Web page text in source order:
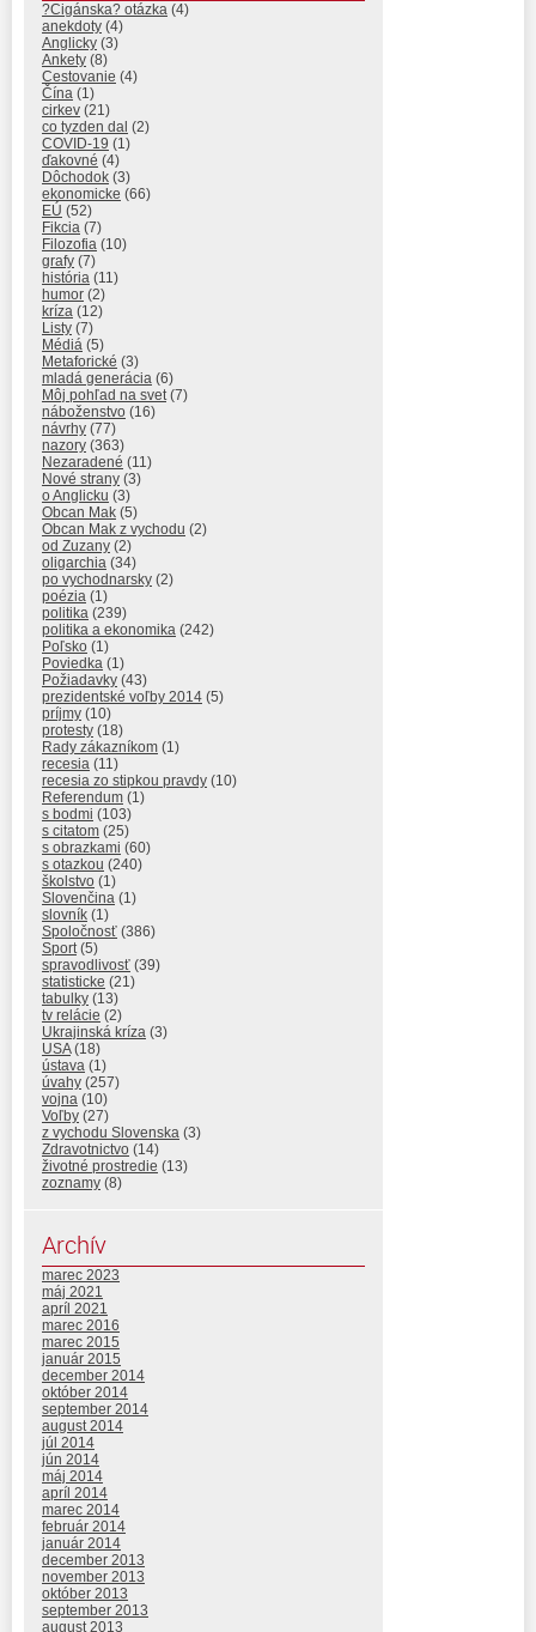
?Cigánska? otázka (4)
anekdoty (4)
Anglicky (3)
Ankety (8)
Cestovanie (4)
Čína (1)
cirkev (21)
co tyzden dal (2)
COVID-19 (1)
ďakovné (4)
Dôchodok (3)
ekonomicke (66)
EÚ (52)
Fikcia (7)
Filozofia (10)
grafy (7)
história (11)
humor (2)
kríza (12)
Listy (7)
Médiá (5)
Metaforické (3)
mladá generácia (6)
Môj pohľad na svet(7)
náboženstvo (16)
návrhy (77)
nazory (363)
Nezaradené (11)
Nové strany (3)
o Anglicku (3)
Obcan Mak (5)
Obcan Mak z vychodu (2)
od Zuzany (2)
oligarchia (34)
po vychodnarsky (2)
poézia (1)
politika (239)
politika a ekonomika (242)
Poľsko (1)
Poviedka (1)
Požiadavky (43)
prezidentské voľby 2014 (5)
príjmy (10)
protesty (18)
Rady zákazníkom (1)
recesia (11)
recesia zo stipkou pravdy (10)
Referendum (1)
s bodmi (103)
s citatom (25)
s obrazkami (60)
s otazkou (240)
školstvo (1)
Slovenčina (1)
slovník (1)
Spoločnosť (386)
Sport(5)
spravodlivosť (39)
statisticke (21)
tabulky (13)
tv relácie (2)
Ukrajinská kríza (3)
USA(18)
ústava (1)
úvahy (257)
vojna (10)
Voľby (27)
z vychodu Slovenska (3)
Zdravotnictvo (14)
životné prostredie (13)
zoznamy (8)
Archív
marec 2023
máj 2021
apríl 2021
marec 2016
marec 2015
január 2015
december 2014
október 2014
september 2014
august 2014
júl 2014
jún 2014
máj 2014
apríl 2014
marec 2014
február 2014
január 2014
december 2013
november 2013
október 2013
september 2013
august 2013